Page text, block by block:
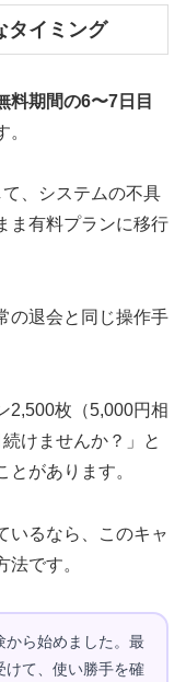
タイミング
料期間の6〜7日目
、システムの不具
ま有料プランに移行
の退会と同じ操作手
2,500枚（5,000円相
けませんか？」と
とがあります。
いるなら、このキャ
です。
から始めました。最
けて、使い勝手を確